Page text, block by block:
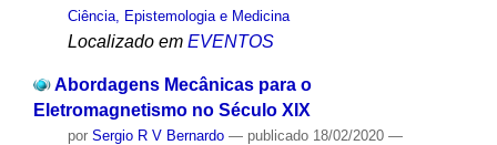
Ciência, Epistemologia e Medicina
Localizado em EVENTOS
Abordagens Mecânicas para o
Eletromagnetismo no Século XIX
por Sergio R V Bernardo — publicado18/02/2020 —